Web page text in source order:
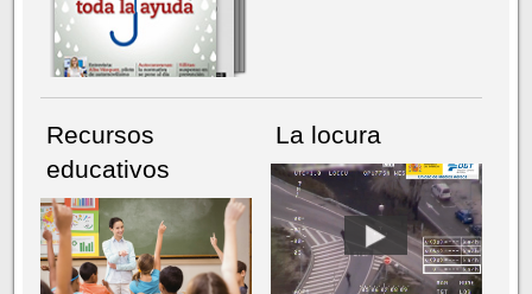
Recursos
educativos
La locura